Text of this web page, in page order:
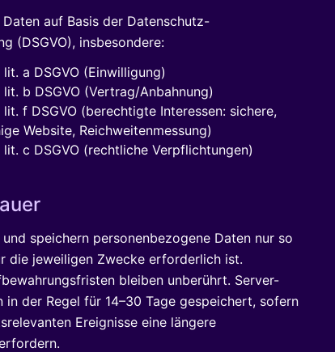
auf Basis der Datenschutz-
(DSGVO), insbesondere:
a DSGVO (Einwilligung)
b DSGVO (Vertrag/Anbahnung)
f DSGVO (berechtigte Interessen: sichere,
Website, Reichweitenmessung)
c DSGVO (rechtliche Verpflichtungen)
speichern personenbezogene Daten nur so
die jeweiligen Zwecke erforderlich ist.
bleiben unberührt. Server-
in der Regel für 14–30 Tage gespeichert, sofern
Ereignisse eine längere